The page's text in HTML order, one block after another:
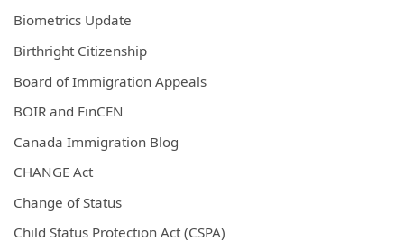
Biometrics Update
Birthright Citizenship
Board of Immigration Appeals
BOIR and FinCEN
Canada Immigration Blog
CHANGE Act
Change of Status
Child Status Protection Act (CSPA)